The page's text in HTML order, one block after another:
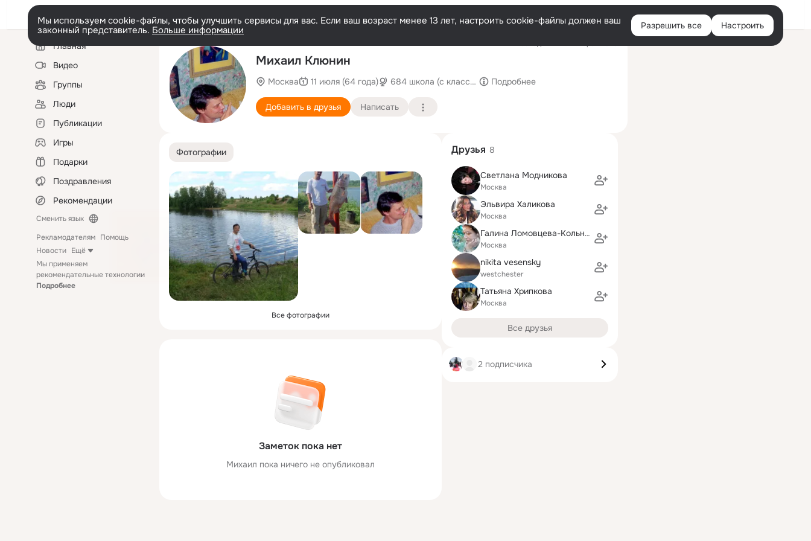
Войти
Мы используем cookie-файлы, чтобы улучшить сервисы для вас. Если ваш возраст менее 13 лет, настроить cookie-файлы должен ваш
законный представитель. Больше информации Разрешить все Настроить
Левая
колонкаГлавная
Видео
Группы
Люди
Публикации
Игры
Подарки
Поздравления
Рекомендации
Сменить язык
Рекламодателям Помощь
Новости Ещё
Мы применяем
рекомендательные технологии
Подробнее
Mихаил Клюнин
Москва 11 июля (64 года) 684 школа (с классами углубленного изучения английского языка)
Подробнее
Добавить в друзья Написать
Фотографии
Все фотографии
Заметок пока нет
Mихаил пока ничего не опубликовал
Друзья 8
Светлана Модникова
Москва
Эльвира Халикова
Москва
Галина Ломовцева-Кольнер
Москва
nikita vesensky
westchester
Татьяна Хрипкова
Москва
Все друзья
2 подписчика